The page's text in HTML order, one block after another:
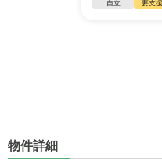
自立 要支
物件詳細